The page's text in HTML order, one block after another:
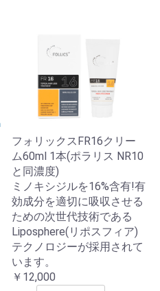
フォリックスFR16クリー
ム60ml 1本(ポラリス NR10
と同濃度)
ミノキシジルを16%含有!有
効成分を適切に吸収させる
ための次世代技術である
Liposphere(リポスフィア)
テクノロジーが採用されて
います。
￥12,000